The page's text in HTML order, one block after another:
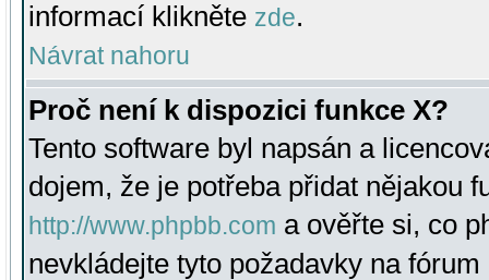
informací klikněte zde.
Návrat nahoru
Proč není k dispozici funkce X?
Tento software byl napsán a
dojem, že je potřeba přidat nějakou
http://www.phpbb.com a ověřte si, co
nevkládejte tyto požadavky na